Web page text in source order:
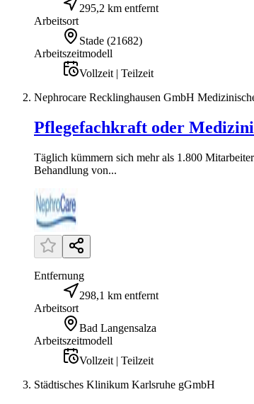
295,2 km entfernt
Arbeitsort
Stade (21682)
Arbeitszeitmodell
Vollzeit | Teilzeit
Nephrocare Recklinghausen GmbH
Pflegefachkraft oder
Täglich kümmern sich mehr als 1.800
Behandlung von...
Entfernung
298,1 km entfernt
Arbeitsort
Bad Langensalza
Arbeitszeitmodell
Vollzeit | Teilzeit
Städtisches Klinikum Karlsruhe gGmbH